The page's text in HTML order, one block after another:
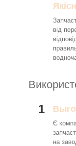
від
1
Є
на